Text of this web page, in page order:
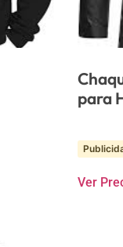
para
Ver